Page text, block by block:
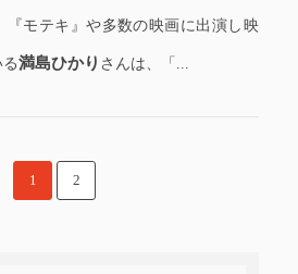
『モテキ』や多数の映画に出演し映
満島ひかり さんは、「...
1 2